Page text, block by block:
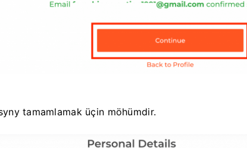
tamamlamak üçin möhümdir.